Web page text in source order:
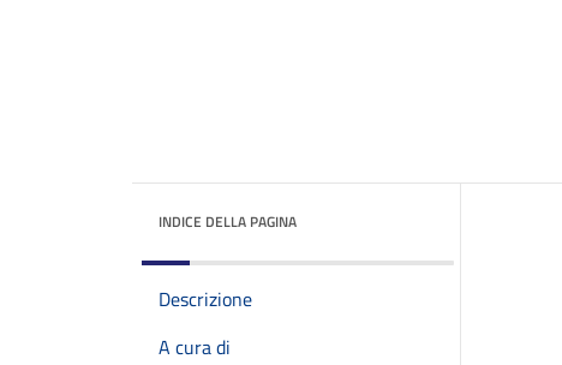
INDICE DELLA PAGINA
Descrizione
A cura di